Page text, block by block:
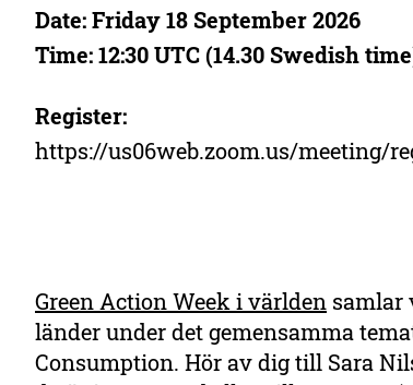
Date: Friday 18 September 2026
Time: 12:30 UTC (14.30 Swedish
Register:
https://us06web.zoom.us/meeting/
Green Action Week i världen samlar
länder under det gemensamma
Consumption. Hör av dig till Sara